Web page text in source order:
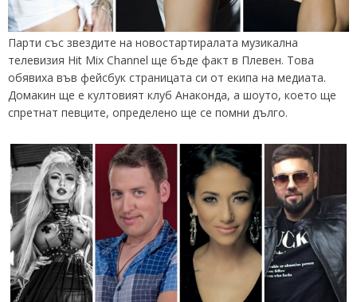
Парти със звездите на новостартиралата музикална
телевизия Hit Mix Channel ще бъде факт в Плевен. Това
обявиха във фейсбук страницата си от екипа на медиата.
Домакин ще е култовият клуб Анаконда, а шоуто, което ще
спретнат певците, определено ще се помни дълго.